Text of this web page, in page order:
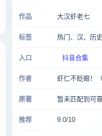
作品 大汉虾老七
标签 热门、汉、历
入口 抖音合集
作者 虾仁不眨眼！
原著 暂未匹配到可
推荐 9.0/10